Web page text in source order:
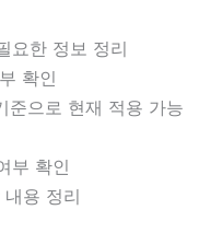
요한 정보 정리
확인
으로 현재 적용 가능
부 확인
용 정리